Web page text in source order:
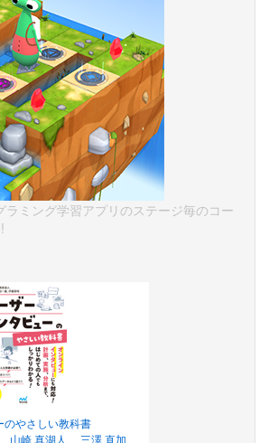
ラミング学習アプリのステージ毎のコー